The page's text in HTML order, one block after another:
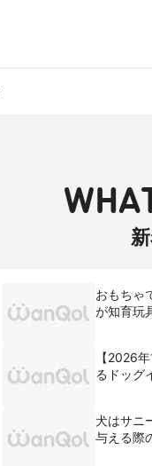
おもちゃ
が知育玩
【2026
るドッグ
犬はサニ
与える際